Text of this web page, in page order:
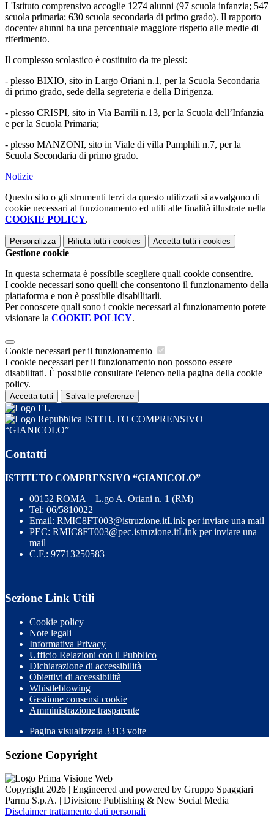
L'Istituto comprensivo accoglie 1274 alunni (97 scuola infanzia; 547
scuola primaria; 630 scuola secondaria di primo grado). Il rapporto
docente/ alunni ha una percentuale maggiore rispetto alle medie di
riferimento.
Il complesso scolastico è costituito da tre plessi:
- plesso BIXIO, sito in Largo Oriani n.1, per la Scuola Secondaria
di primo grado, sede della segreteria e della Dirigenza.
- plesso CRISPI, sito in Via Barrili n.13, per la Scuola dell’Infanzia
e per la Scuola Primaria;
- plesso MANZONI, sito in Viale di villa Pamphili n.7, per la
Scuola Secondaria di primo grado.
Notizie
Questo sito o gli strumenti terzi da questo utilizzati si avvalgono di
cookie necessari al funzionamento ed utili alle finalità illustrate nella
COOKIE POLICY.
Personalizza Rifiuta tutti i cookies Accetta tutti i cookies
Gestione cookie
In questa schermata è possibile scegliere quali cookie consentire.
I cookie necessari sono quelli che consentono il funzionamento della
piattaforma e non è possibile disabilitarli.
Per conoscere quali sono i cookie necessari al funzionamento potete
visionare la COOKIE POLICY.
Cookie necessari per il funzionamento
I cookie necessari per il funzionamento non possono essere
disabilitati. È possibile consultare l'elenco nella pagina della cookie
policy.
Accetta tutti Salva le preferenze
ISTITUTO COMPRENSIVO
“GIANICOLO”
Contatti
ISTITUTO COMPRENSIVO “GIANICOLO”
00152 ROMA – L.go A. Oriani n. 1 (RM)
Tel: 06/5810022
Email: RMIC8FT003@istruzione.itLink per inviare una mail
PEC: RMIC8FT003@pec.istruzione.itLink per inviare una
mail
C.F.: 97713250583
Sezione Link Utili
Cookie policy
Note legali
Informativa Privacy
Ufficio Relazioni con il Pubblico
Dichiarazione di accessibilità
Obiettivi di accessibilità
Whistleblowing
Gestione consensi cookie
Amministrazione trasparente
Pagina visualizzata 3313 volte
Sezione Copyright
Copyright 2026 | Engineered and powered by Gruppo Spaggiari
Parma S.p.A. | Divisione Publishing & New Social Media
Disclaimer trattamento dati personali